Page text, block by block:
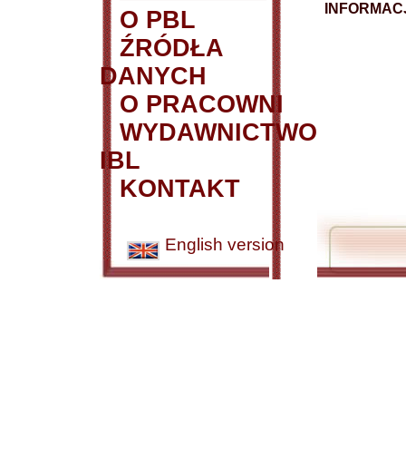
O PBL
ŹRÓDŁA
DANYCH
O PRACOWNI
WYDAWNICTWO
IBL
KONTAKT
English version